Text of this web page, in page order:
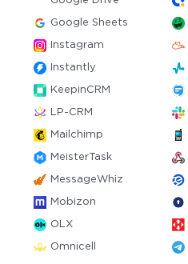
Google Sheets
Instagram
Instantly
KeepinCRM
LP-CRM
Mailchimp
MeisterTask
MessageWhiz
Mobizon
OLX
Omnicell